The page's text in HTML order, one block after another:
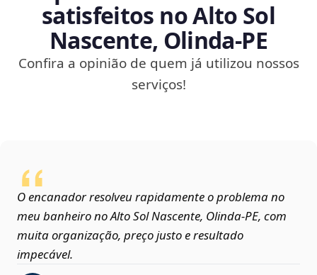
satisfeitos no Alto Sol
Nascente, Olinda‑PE
Confira a opinião de quem já utilizou nossos
serviços!
O encanador resolveu rapidamente o problema no
meu banheiro no Alto Sol Nascente, Olinda‑PE, com
muita organização, preço justo e resultado
impecável.